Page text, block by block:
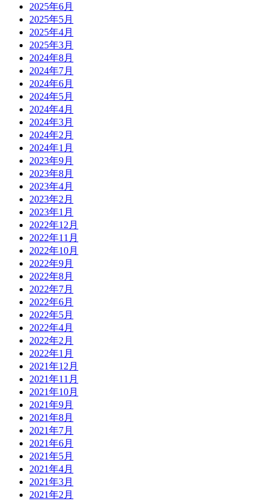
2025年6月
2025年5月
2025年4月
2025年3月
2024年8月
2024年7月
2024年6月
2024年5月
2024年4月
2024年3月
2024年2月
2024年1月
2023年9月
2023年8月
2023年4月
2023年2月
2023年1月
2022年12月
2022年11月
2022年10月
2022年9月
2022年8月
2022年7月
2022年6月
2022年5月
2022年4月
2022年2月
2022年1月
2021年12月
2021年11月
2021年10月
2021年9月
2021年8月
2021年7月
2021年6月
2021年5月
2021年4月
2021年3月
2021年2月